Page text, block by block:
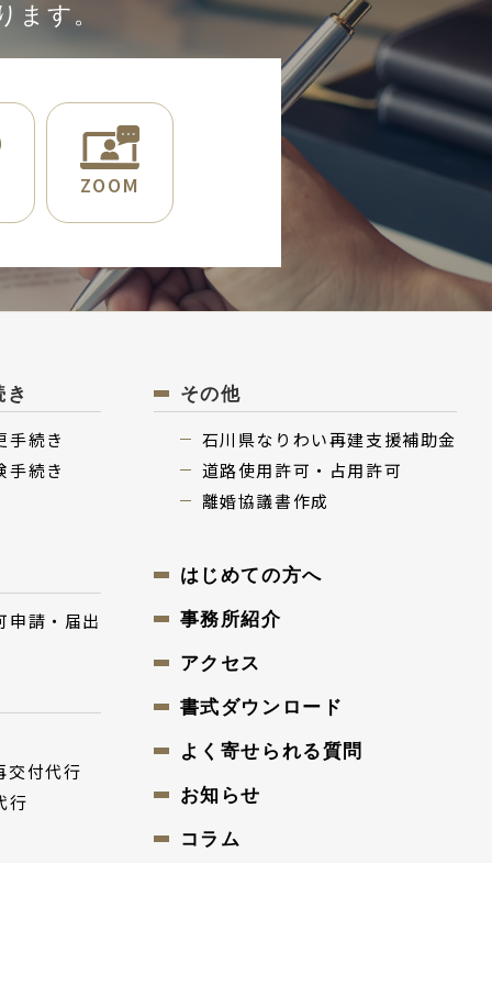
ます。
ZOOM
⼿続き
⼿続き
申請・届出
交付代⾏
⾏
その他
⽯川県なりわい再建⽀援補助⾦
道路使用許可・占用許可
離婚協議書作成
はじめての⽅へ
事務所紹介
アクセス
書式ダウンロード
よく寄せられる質問
お知らせ
コラム